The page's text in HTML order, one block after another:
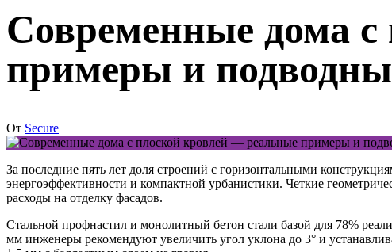
Современные дома
примеры и
От Secure
За последние пять лет доля строений с горизонтальными
энергоэффективности и компактной урбанистики. Четкие
расходы на отделку фасадов.
Стальной профнастил и монолитный бетон стали базой для 78%
мм инженеры рекомендуют увеличить угол уклона до 3° и